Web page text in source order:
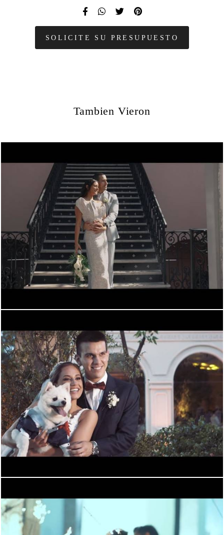
SOLICITE SU PRESUPUESTO
Tambien Vieron
362 0
1859 0